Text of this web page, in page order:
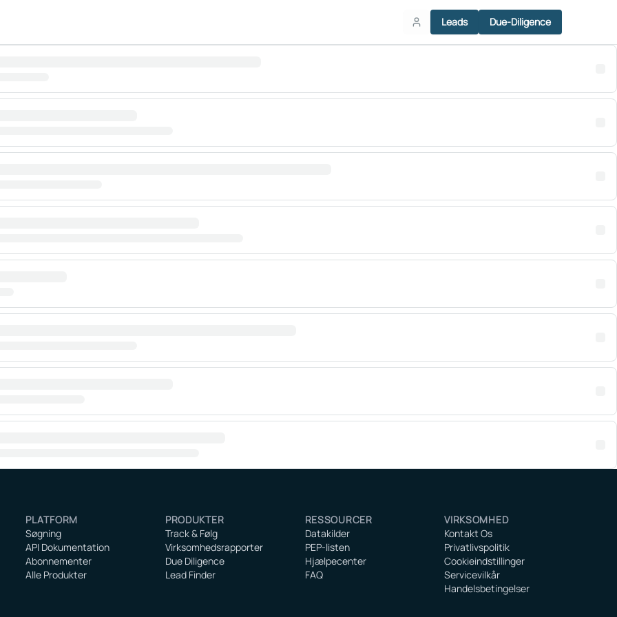
Leads Due-Diligence
PLATFORM
Søgning
API Dokumentation
Abonnementer
Alle Produkter
PRODUKTER
Track & Følg
Virksomhedsrapporter
Due Diligence
Lead Finder
RESSOURCER
Datakilder
PEP-listen
Hjælpecenter
FAQ
VIRKSOMHED
Kontakt Os
Privatlivspolitik
Cookieindstillinger
Servicevilkår
Handelsbetingelser